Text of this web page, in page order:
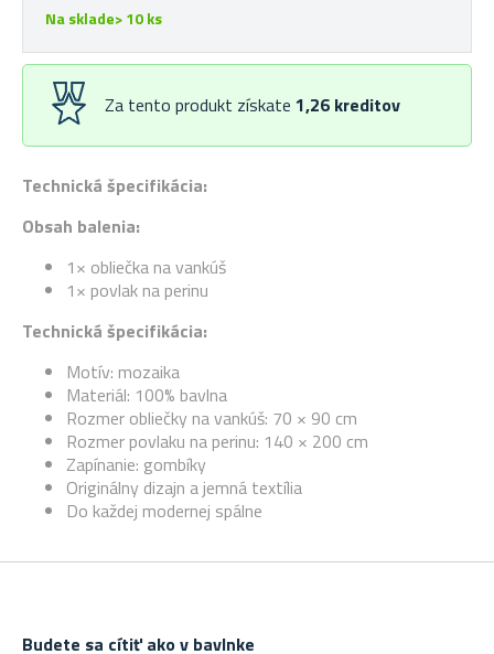
Technická špecifikácia:
Obsah balenia:
1× obliečka na vankúš
1× povlak na perinu
Technická špecifikácia:
Motív: mozaika
Materiál: 100% bavlna
Rozmer obliečky na vankúš: 70 × 90 cm
Rozmer povlaku na perinu: 140 × 200 cm
Zapínanie: gombíky
Originálny dizajn a jemná textília
Do každej modernej spálne
Na sklade> 10 ks
Za tento produkt získate 1,26 kreditov
Budete sa cítiť ako v bavlnke